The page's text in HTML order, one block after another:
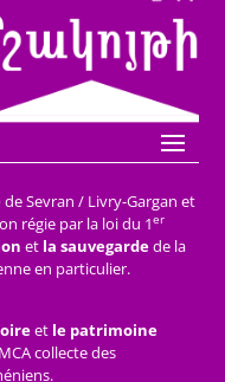
de Sevran / Livry-Gargan et
régie par la loi du 1er
et la sauvegardede la
en particulier.
et le patrimoine
collecte des